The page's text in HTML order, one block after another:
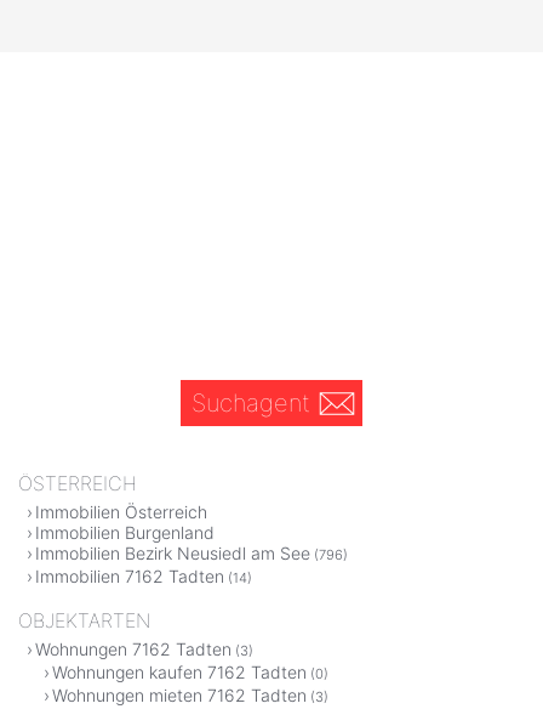
Suchagent
ÖSTERREICH
Immobilien Österreich
Immobilien Burgenland
Immobilien Bezirk Neusiedl am See (796)
Immobilien 7162 Tadten (14)
OBJEKTARTEN
Wohnungen 7162 Tadten (3)
Wohnungen kaufen 7162 Tadten (0)
Wohnungen mieten 7162 Tadten (3)